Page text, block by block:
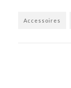
Accessoires